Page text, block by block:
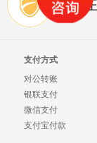
支付方式
对公转账
银联支付
微信支付
支付宝付款